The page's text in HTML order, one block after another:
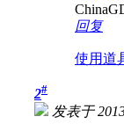
回复
使用道
2#
发表于